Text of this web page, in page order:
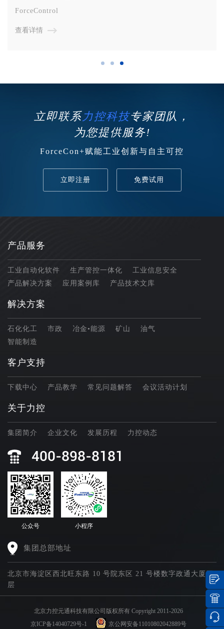
ForceControl
查看详情
立即联系 力控科技专家团队，
为您提供服务!
ForceCon+赋能工业创新与自主可控
立即注册 免费试用
产品服务
工业自动化软件 生产管控一体化
工业信息安全
产品解决方案
应用案例库 产品技术文库
解决方案
石化化工 市政 冶金•能源 矿山
油气
智能制造
客户支持
下载中心 产品教学 常见问题解答 会议活动计划
关于力控
集团简介 企业文化 发展历程 力控动态
400-898-8181
公众号 小程序
集团总部地址
北京市海淀区西北旺东路 10 号院东区 21 号楼数字政通大厦四
层
北京力控元通科技有限公司版权所有 Copyright 2011-2026
京ICP备14040729号-1
京公网安备11010802042889号